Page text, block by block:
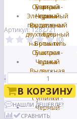
Артикул: 1287721
(0)
-
В КОРЗИНУ
НАШЛИ ДЕШЕВЛЕ?
СРАВНИТЬ